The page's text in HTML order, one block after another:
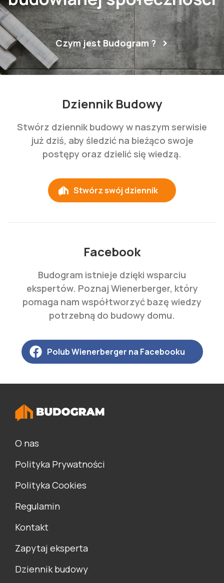
Czym jest Budogram ?
Dziennik Budowy
Stwórz dziennik budowy w naszym serwisie
już dziś, aby śledzić na bieżąco swoje
postępy oraz dzielić się wiedzą.
Stwórz swój dziennik
Facebook
Budogram istnieje dzięki wsparciu
ekspertów. Poznaj Wienerberger, który
pomaga nam współtworzyć bazę wiedzy
potrzebną do budowy domu.
Polub Wienerberger na Facebooku
O nas
Polityka Prywatności
Polityka Cookies
Regulamin
Kontakt
Zapytaj eksperta
Dziennik budowy